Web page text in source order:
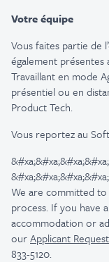
Votre équipe
Vous faites partie de
également présentes
Travaillant en mode
présentiel ou en
Product Tech.
Vous reportez au
We are committed to
process. If you have
accommodation or
ourApplicant
833-5120.